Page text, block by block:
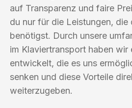
auf Transparenz und faire
du nur für die Leistungen, die
benötigst. Durch unsere
im Klaviertransport haben
entwickelt, die es uns
senken und diese Vorteile
weiterzugeben.